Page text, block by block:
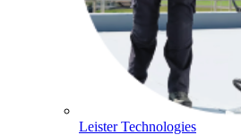
Leister Technologies